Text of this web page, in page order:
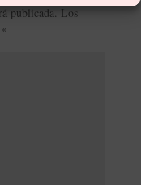
publicada. Los
*